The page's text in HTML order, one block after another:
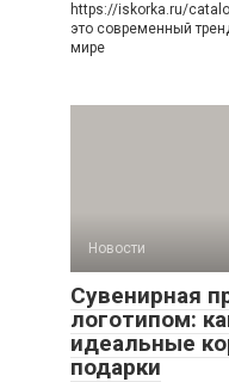
https://iskorka.ru/
это современный
мире
Новости
Сувенирная
логотипом:
идеальные
подарки